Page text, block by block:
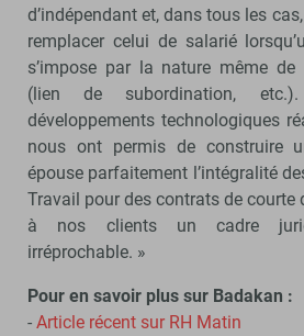
d’indépendant et, dans tous les
remplacer celui de salarié
s’impose par la nature même
(lien de subordination,
développements technologiques
nous ont permis de construire
épouse parfaitement l’intégralité
Travail pour des contrats de courte
à nos clients un cadre
irréprochable. »
Pour en savoir plus sur Badakan :
- Article récent sur RH Matin